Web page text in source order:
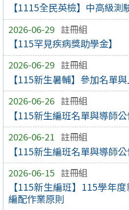
【1115全民英檢】中高級測
2026-06-29 註冊組
【115罕見疾病獎助學金】
2026-06-29 註冊組
【115新生暑輔】參加名單
2026-06-26 註冊組
【115新生編班名單與導師公
2026-06-21 註冊組
【115新生編班名單與導師公
2026-06-15 註冊組
【115新生編班】115學年
編配作業原則